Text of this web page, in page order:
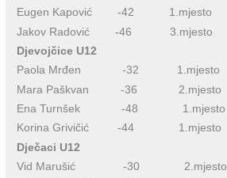
Eugen Kapović -42 1.mjesto
Jakov Radović -46 3.mjesto
Djevojčice U12
Paola Mrđen -32 1.mjesto
Mara Paškvan -36 2.mjesto
Ena Turnšek -48 1.mjesto
Korina Grivičić -44 1.mjesto
Dječaci U12
Vid Marušić -30 2.mjesto